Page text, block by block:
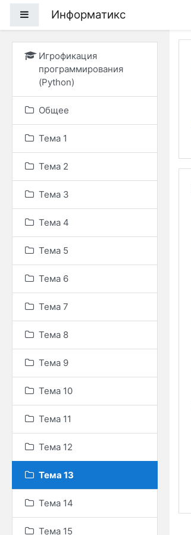
Боковая панель
Информатикс
Игрофикация
программирования
(Python)
Общее
Тема 1
Тема 2
Тема 3
Тема 4
Тема 5
Тема 6
Тема 7
Тема 8
Тема 9
Тема 10
Тема 11
Тема 12
Тема 13
Тема 14
Тема 15